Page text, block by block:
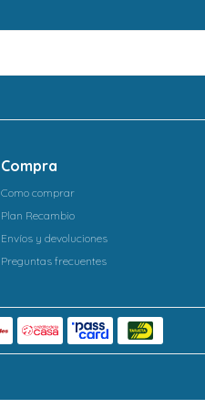
Compra
Como comprar
Plan Recambio
Envíos y devoluciones
Preguntas frecuentes